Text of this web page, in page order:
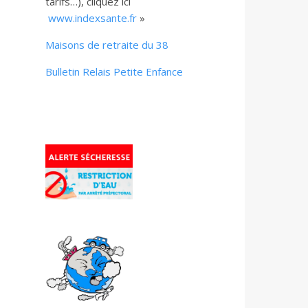
www.indexsante.fr »
Maisons de retraite du 38
Bulletin Relais Petite Enfance